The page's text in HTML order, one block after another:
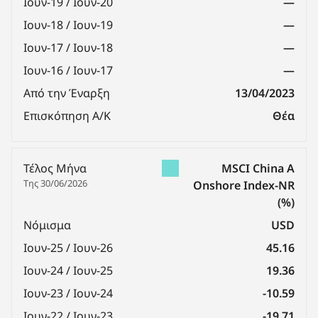
Ιουν-18 / Ιουν-19
—
Ιουν-17 / Ιουν-18
—
Ιουν-16 / Ιουν-17
—
Από την Έναρξη
13/04/2023
Επισκόπηση Α/Κ
Θέα
Τέλος Μήνα
Της 30/06/2026
MSCI China A
Onshore Index-NR
(%)
Νόμισμα
USD
Ιουν-25 / Ιουν-26
45.16
Ιουν-24 / Ιουν-25
19.36
Ιουν-23 / Ιουν-24
-10.59